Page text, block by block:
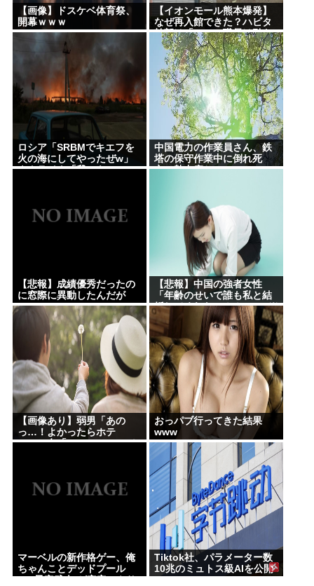
【画像】ドスケベ体育祭、
開幕ｗｗｗ
【イオンモール熊本爆発】
なぜ再入館できた？ハビタ
幹部は「モール職員は引き
止めなかった」イオン「運
用を徹底できなかった可能
性」
ロシア「SRBMでキエフを
火の海にしてやったぜw」
ウクライナ「我々もSRBM
中国電力の作業員さん、鉄
塔の保守作業中に倒れ死
亡。熱中症か
【悲報】成績優秀だったの
に窓際に異動したんだが
【悲報】中国の強者女性
「年齢のせいで誰も私と結
婚してくれない！！」⇒ (※
画像あり)
【画像あり】弱男「あの
っ…！よかったらホテ
ル…」女「ぷっwww」⇒！
おっパブ行ってきた結果
www
マーベルの新作格ゲー、俺
ちゃんことデッドプール
(CV子安武人)が安定のやり
Tiktok社、パラメーター数
10兆のミュトス級AIを公開
へ